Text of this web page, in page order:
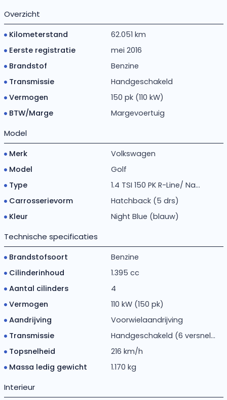
Overzicht
Kilometerstand
62.051 km
Eerste registratie
mei 2016
Brandstof
Benzine
Transmissie
Handgeschakeld
Vermogen
150 pk (110 kW)
BTW/Marge
Margevoertuig
Model
Merk
Volkswagen
Model
Golf
Type
1.4 TSI 150 PK R-Line/ Na...
Carrosserievorm
Hatchback (5 drs)
Kleur
Night Blue (blauw)
Technische specificaties
Brandstofsoort
Benzine
Cilinderinhoud
1.395 cc
Aantal cilinders
4
Vermogen
110 kW (150 pk)
Aandrijving
Voorwielaandrijving
Transmissie
Handgeschakeld (6 versnel...
Topsnelheid
216 km/h
Massa ledig gewicht
1.170 kg
Interieur